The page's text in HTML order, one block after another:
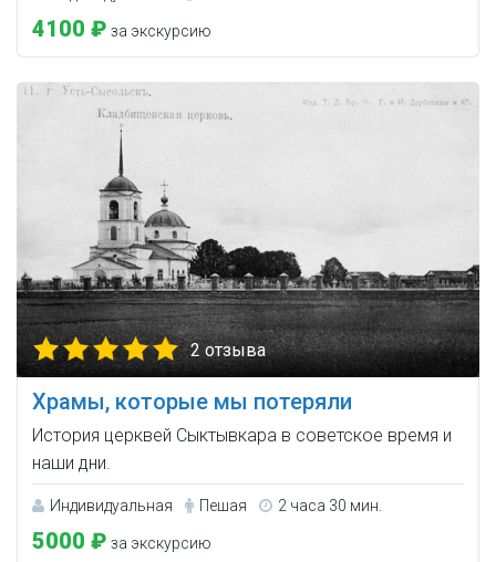
4100 ₽ за экскурсию
2 отзыва
Храмы, которые мы потеряли
История церквей Сыктывкара в советское время и
наши дни.
Индивидуальная Пешая 2 часа 30 мин.
5000 ₽ за экскурсию